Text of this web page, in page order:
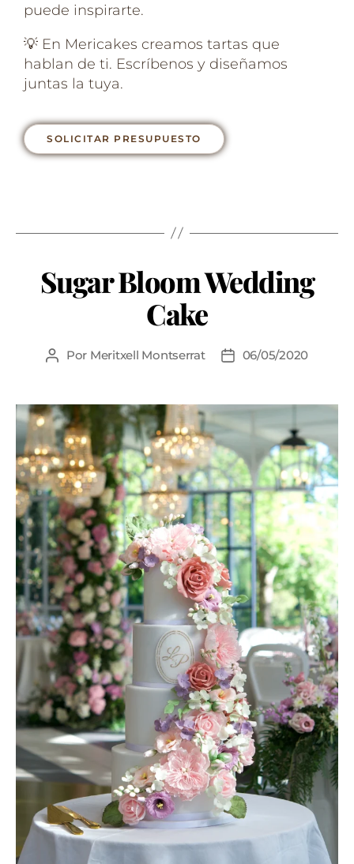
puede inspirarte.
💡 En Mericakes creamos tartas que
hablan de ti. Escríbenos y diseñamos
juntas la tuya.
SOLICITAR PRESUPUESTO
Sugar Bloom Wedding
Cake
Por Meritxell Montserrat 06/05/2020